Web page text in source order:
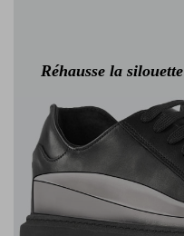
Réhausse la silouette